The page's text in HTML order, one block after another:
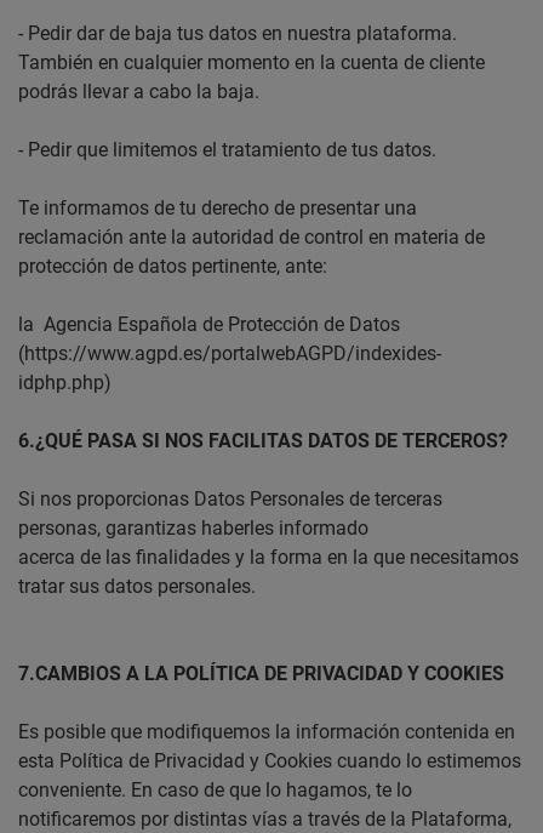
- Pedir dar de baja tus datos en nuestra plataforma.
También en cualquier momento en la cuenta de cliente
podrás llevar a cabo la baja.
- Pedir que limitemos el tratamiento de tus datos.
Te informamos de tu derecho de presentar una
reclamación ante la autoridad de control en materia de
protección de datos pertinente, ante:
la Agencia Española de Protección de Datos
(https://www.agpd.es/portalwebAGPD/indexides-
idphp.php)
6.¿QUÉ PASA SI NOS FACILITAS DATOS DE TERCEROS?
Si nos proporcionas Datos Personales de terceras
personas, garantizas haberles informado
acerca de las finalidades y la forma en la que necesitamos
tratar sus datos personales.
7.CAMBIOS A LA POLÍTICA DE PRIVACIDAD Y COOKIES
Es posible que modifiquemos la información contenida en
esta Política de Privacidad y Cookies cuando lo estimemos
conveniente. En caso de que lo hagamos, te lo
notificaremos por distintas vías a través de la Plataforma,